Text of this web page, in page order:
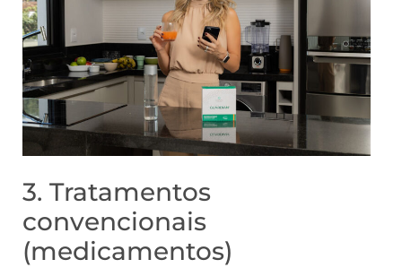
3. Tratamentos
convencionais
(medicamentos)